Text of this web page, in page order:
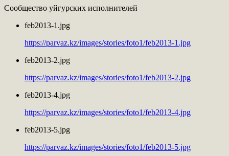
Сообщество уйгурских исполнителей
feb2013-1.jpg
https://parvaz.kz/images/stories/foto1/feb2013-1.jpg
feb2013-2.jpg
https://parvaz.kz/images/stories/foto1/feb2013-2.jpg
feb2013-4.jpg
https://parvaz.kz/images/stories/foto1/feb2013-4.jpg
feb2013-5.jpg
https://parvaz.kz/images/stories/foto1/feb2013-5.jpg